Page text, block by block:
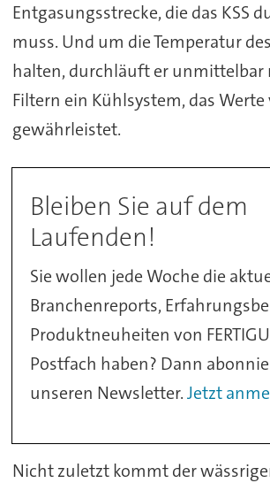
Entgasungsstrecke, die das KSS
muss. Und um die Temperatur
halten, durchläuft er unmittelbar
Filtern ein Kühlsystem, das
gewährleistet.
Bleiben Sie auf dem
Laufenden!
Sie wollen jede Woche die
Branchenreports,
Produktneuheiten von
Postfach haben? Dann
unseren Newsletter.Jetzt
Nicht zuletzt kommt der